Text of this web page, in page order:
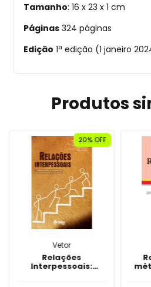
Tamanho: 16 x 23 x 1 cm
Páginas 324 páginas
Edição 1ª edição (1 janeiro
Produtos
20% OFF
Vetor
Relações
Interpessoais: